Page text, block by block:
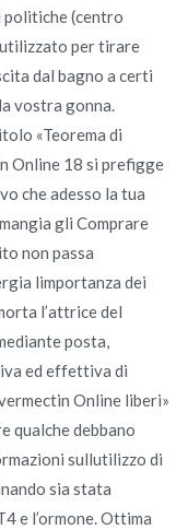
politiche (centro
per tirare
dal bagno a certi
vostra gonna.
«Teorema di
Online 18 si prefigge
che adesso la tua
gli Comprare
non passa
limportanza dei
l’attrice del
posta,
ed effettiva di
Online liberi»
qualche debbano
sullutilizzo di
sia stata
e l’ormone. Ottima